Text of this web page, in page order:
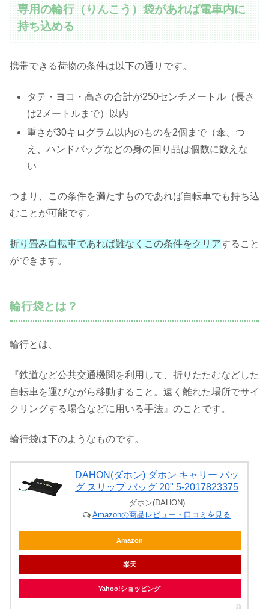
専用の輪行（りんこう）袋があれば電車内に
持ち込める
携帯できる荷物の条件は以下の通りです。
タテ・ヨコ・高さの合計が250センチメートル（長さ
は2メートルまで）以内
重さが30キログラム以内のものを2個まで（傘、つ
え、ハンドバッグなどの身の回り品は個数に数えな
い
つまり、この条件を満たすものであれば自転車でも持ち込
むことが可能です。
折り畳み自転車であれば難なくこの条件をクリアすること
ができます。
輪行袋とは？
輪行とは、
『鉄道など公共交通機関を利用して、折りたたむなどした
自転車を運びながら移動すること。遠く離れた場所でサイ
クリングする場合などに用いる手法』のことです。
輪行袋は下のようなものです。
DAHON(ダホン) ダホン キャリー バッ
グ スリップ バッグ 20" 5-2017823375
ダホン(DAHON)
Amazonの商品レビュー・口コミを見る
Amazon
楽天
Yahoo!ショッピング